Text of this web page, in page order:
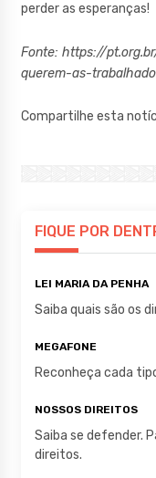
perder as esperanças!
Fonte: https://
querem-as-
Compartilhe esta
FIQUE POR
LEI MARIA DA PENHA
Saiba quais são os
MEGAFONE
Reconheça cada
NOSSOS DIREITOS
Saiba se defender.
direitos.